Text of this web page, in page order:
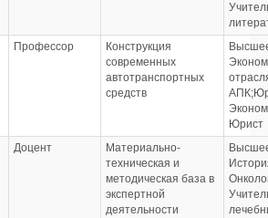
Профессор
Конструкция
современных
автотранспортных
средств
Юрист
Доцент
Материально-
техническая и
методическая база в
экспертной
деятельности